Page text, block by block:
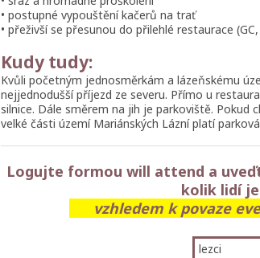
• postupné vypouštění kačerů na trať
• přeživší se přesunou do přilehlé restaurace
Kudy tudy:
Kvůli početným jednosměrkám a lázeňskému
nejjednodušší příjezd ze severu. Přímo u
silnice. Dále směrem na jih je parkoviště.
velké části území Mariánských Lázní platí
Logujte formou will attend a
kolik lidí
vzhledem k povaze
lezci